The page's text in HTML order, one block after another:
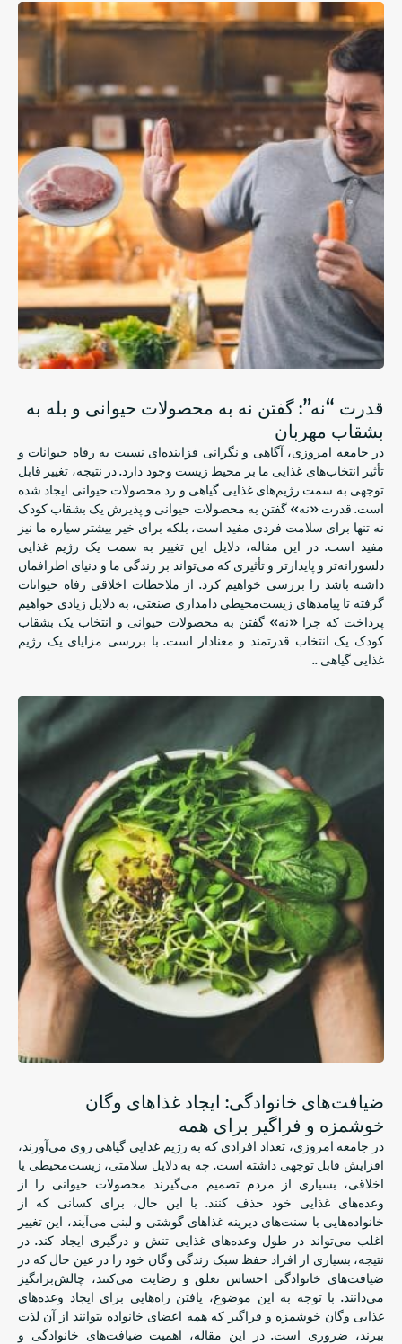
قدرت “نه”: گفتن نه به محصولات حیوانی و بله به
بشقاب مهربان
در جامعه امروزی، آگاهی و نگرانی فزاینده‌ای نسبت به رفاه حیوانات و
تأثیر انتخاب‌های غذایی ما بر محیط زیست وجود دارد. در نتیجه، تغییر قابل
توجهی به سمت رژیم‌های غذایی گیاهی و رد محصولات حیوانی ایجاد شده
است. قدرت «نه» گفتن به محصولات حیوانی و پذیرش یک بشقاب کودک
نه تنها برای سلامت فردی مفید است، بلکه برای خیر بیشتر سیاره ما نیز
مفید است. در این مقاله، دلایل این تغییر به سمت یک رژیم غذایی
دلسوزانه‌تر و پایدارتر و تأثیری که می‌تواند بر زندگی ما و دنیای اطرافمان
داشته باشد را بررسی خواهیم کرد. از ملاحظات اخلاقی رفاه حیوانات
گرفته تا پیامدهای زیست‌محیطی دامداری صنعتی، به دلایل زیادی خواهیم
پرداخت که چرا «نه» گفتن به محصولات حیوانی و انتخاب یک بشقاب
کودک یک انتخاب قدرتمند و معنادار است. با بررسی مزایای یک رژیم
غذایی گیاهی ..
ضیافت‌های خانوادگی: ایجاد غذاهای وگان
خوشمزه و فراگیر برای همه
در جامعه امروزی، تعداد افرادی که به رژیم غذایی گیاهی روی می‌آورند،
افزایش قابل توجهی داشته است. چه به دلایل سلامتی، زیست‌محیطی یا
اخلاقی، بسیاری از مردم تصمیم می‌گیرند محصولات حیوانی را از
وعده‌های غذایی خود حذف کنند. با این حال، برای کسانی که از
خانواده‌هایی با سنت‌های دیرینه غذاهای گوشتی و لبنی می‌آیند، این تغییر
اغلب می‌تواند در طول وعده‌های غذایی تنش و درگیری ایجاد کند. در
نتیجه، بسیاری از افراد حفظ سبک زندگی وگان خود را در عین حال که در
ضیافت‌های خانوادگی احساس تعلق و رضایت می‌کنند، چالش‌برانگیز
می‌دانند. با توجه به این موضوع، یافتن راه‌هایی برای ایجاد وعده‌های
غذایی وگان خوشمزه و فراگیر که همه اعضای خانواده بتوانند از آن لذت
ببرند، ضروری است. در این مقاله، اهمیت ضیافت‌های خانوادگی و